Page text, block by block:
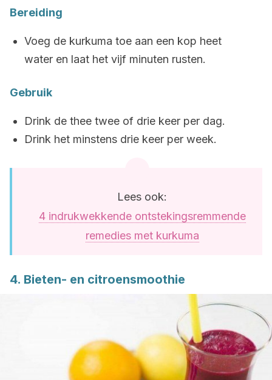
Bereiding
Voeg de kurkuma toe aan een kop heet
water en laat het vijf minuten rusten.
Gebruik
Drink de thee twee of drie keer per dag.
Drink het minstens drie keer per week.
Lees ook:
4 indrukwekkende ontstekingsremmende
remedies met kurkuma
4. Bieten- en citroensmoothie